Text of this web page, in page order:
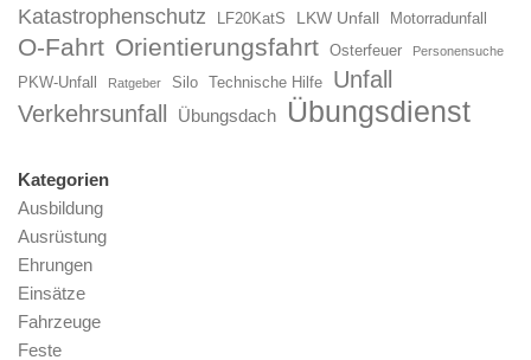
Katastrophenschutz
LF20KatS LKW Unfall Motorradunfall
O-Fahrt Orientierungsfahrt Osterfeuer Personensuche
PKW-Unfall Ratgeber Silo Technische Hilfe
Unfall
Verkehrsunfall
Übungsdach Übungsdienst
Kategorien
Ausbildung
Ausrüstung
Ehrungen
Einsätze
Fahrzeuge
Feste